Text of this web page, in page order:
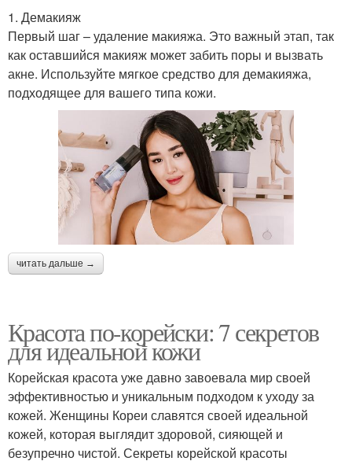
1. Демакияж
Первый шаг – удаление макияжа. Это важный этап, так
как оставшийся макияж может забить поры и вызвать
акне. Используйте мягкое средство для демакияжа,
подходящее для вашего типа кожи.
читать дальше →
Красота по-корейски: 7 секретов
для идеальной кожи
Корейская красота уже давно завоевала мир своей
эффективностью и уникальным подходом к уходу за
кожей. Женщины Кореи славятся своей идеальной
кожей, которая выглядит здоровой, сияющей и
безупречно чистой. Секреты корейской красоты